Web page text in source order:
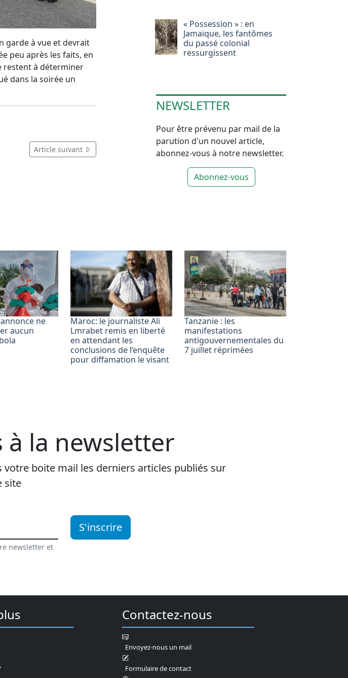
garde à vue et devrait
peu après les faits, en
restent à déterminer
dans la soirée un
Article suivant
« Possession » : en
Jamaïque, les fantômes
du passé colonial
ressurgissent
NEWSLETTER
Pour être prévenu par mail de la
parution d'un nouvel article,
abonnez-vous à notre newsletter.
Abonnez-vous
ne
aucun
Maroc: le journaliste Ali
Lmrabet remis en liberté
en attendant les
conclusions de l’enquête
pour diffamation le visant
Tanzanie : les
manifestations
antigouvernementales du
7 juillet réprimées
à la newsletter
boite mail les derniers articles publiés sur
site
newsletter et
S'inscrire
Contactez-nous
Envoyez-nous un mail
Formulaire de contact